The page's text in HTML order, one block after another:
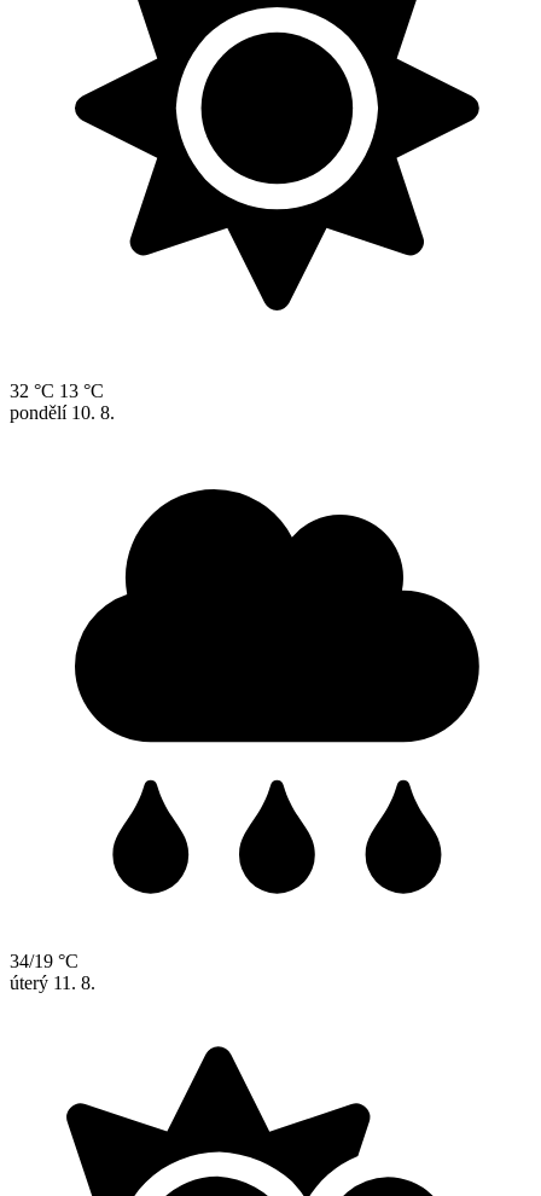
32 °C 13 °C
pondělí 10. 8.
34/19 °C
úterý 11. 8.